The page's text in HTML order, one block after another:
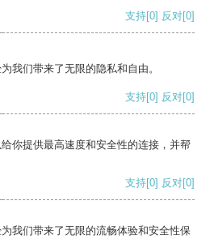
支持[0] 反对[0]
我们带来了无限的隐私和自由。
支持[0] 反对[0]
你提供最高速度和安全性的连接，并帮
支持[0] 反对[0]
我们带来了无限的流畅体验和安全性保